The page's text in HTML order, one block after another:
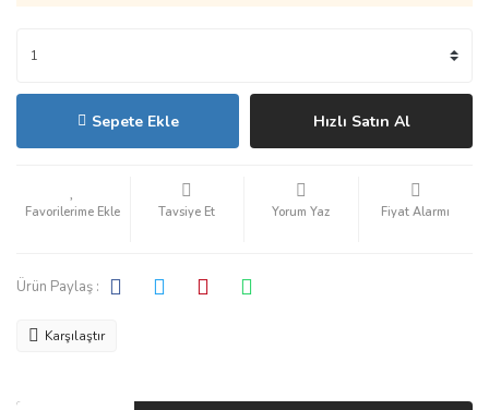
Sepete Ekle Hızlı Satın Al
Tavsiye Et Yorum Yaz Fiyat Alarmı
Ürün Paylaş :
Karşılaştır